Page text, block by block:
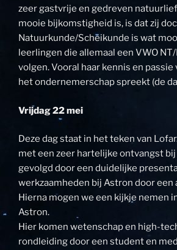
zeer gastvrije en gedreven
mooie bijkomstigheid is, is dat zij
Natuurkunde/Scheikunde is wat
leerlingen die allemaal een VWO
volgen. Vooral haar kennis en passie
het ondernemerschap spreekt (de
Vrijdag 22 mei
Deze dag staat in het teken van
met een zeer hartelijke ontvangst bij
gevolgd door een duidelijke
werkzaamheden bij Astron door een
Hierna mogen we een kijkje nemen
Astron.
Hier komen wetenschap en high-
rondleiding door een student en